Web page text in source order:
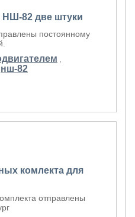
НШ-82 две штуки
постоянному
,
нш-82
комлекта для
отправлены